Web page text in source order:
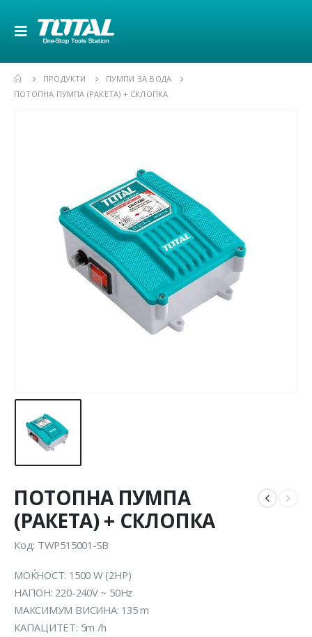
ПРОДУКТИ
ПУМПИ ЗА ВОДА
ПОТОПНА ПУМПА (РАКЕТА) + СКЛОПКА
ПОТОПНА ПУМПА
(РАКЕТА) + СКЛОПКА
Код: TWP515001-SB
МОЌНОСТ: 1500 W (2HP)
НАПОН: 220-240V ~ 50Hz
МАКСИМУМ ВИСИНА: 135 m
КАПАЦИТЕТ: 5m /h